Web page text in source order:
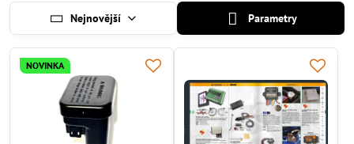
Nejnovější Parametry
NOVINKA